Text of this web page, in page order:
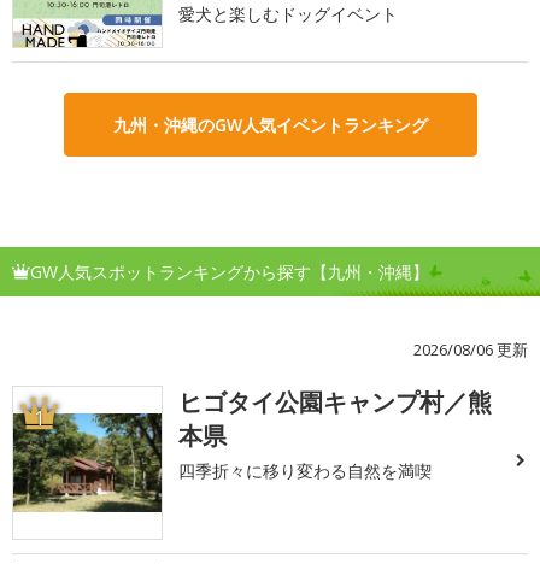
愛犬と楽しむドッグイベント
九州・沖縄のGW人気イベントランキング
GW人気スポットランキングから探す【九州・沖縄】
2026/08/06 更新
1
ヒゴタイ公園キャンプ村／熊
本県
四季折々に移り変わる自然を満喫